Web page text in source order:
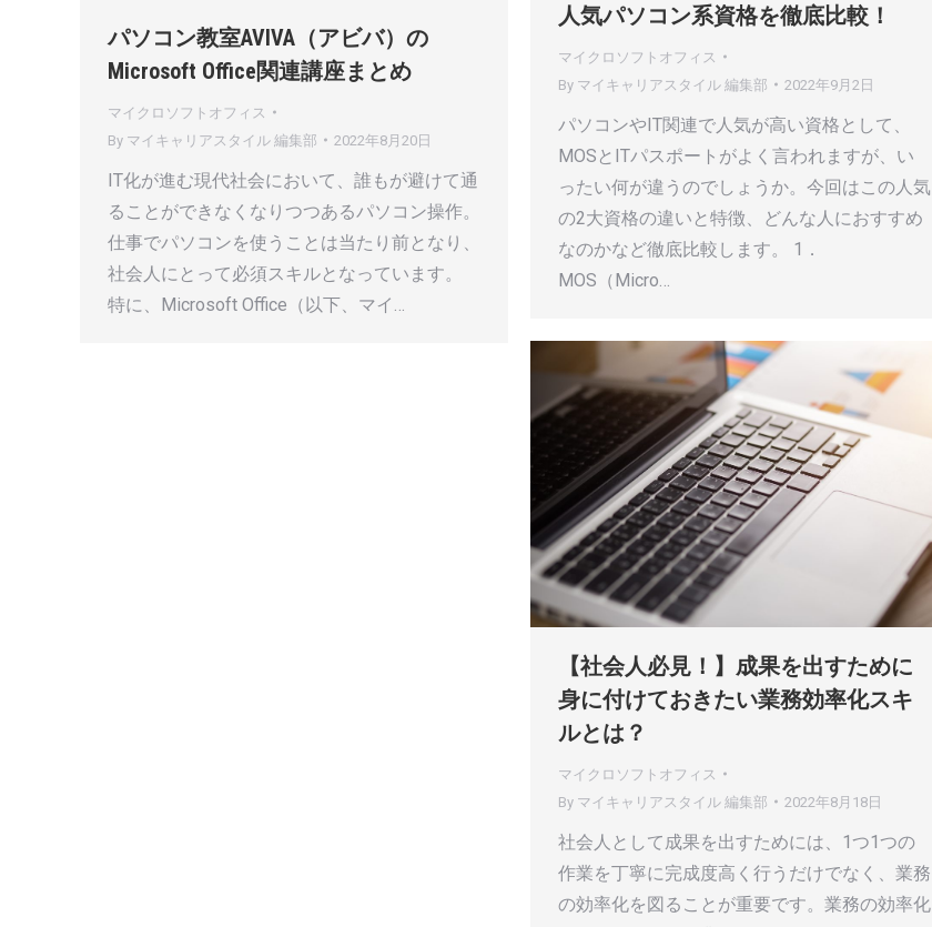
人気パソコン系資格を徹底比較！
マイクロソフトオフィス
By マイキャリアスタイル 編集部 2022年9月2日
パソコンやIT関連で人気が高い資格として、
MOSとITパスポートがよく言われますが、い
ったい何が違うのでしょうか。今回はこの人気
の2大資格の違いと特徴、どんな人におすすめ
なのかなど徹底比較します。 1．
MOS（Micro…
パソコン教室AVIVA（アビバ）の
Microsoft Office関連講座まとめ
マイクロソフトオフィス
By マイキャリアスタイル 編集部 2022年8月20日
IT化が進む現代社会において、誰もが避けて通
ることができなくなりつつあるパソコン操作。
仕事でパソコンを使うことは当たり前となり、
社会人にとって必須スキルとなっています。
特に、Microsoft Office（以下、マイ…
【社会人必見！】成果を出すために
身に付けておきたい業務効率化スキ
ルとは？
マイクロソフトオフィス
By マイキャリアスタイル 編集部 2022年8月18日
社会人として成果を出すためには、1つ1つの
作業を丁寧に完成度高く行うだけでなく、業務
の効率化を図ることが重要です。業務の効率化